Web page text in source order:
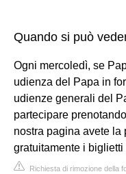
Quando si può
Ogni mercoledì, se
udienza del Papa in
udienze generali del
partecipare
nostra pagina avete
gratuitamente i biglietti
Richiesta di rimozione della